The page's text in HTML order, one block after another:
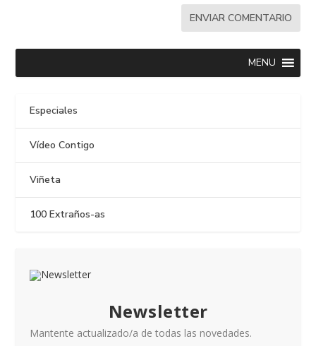
MENU
Especiales
Vídeo Contigo
Viñeta
100 Extraños-as
Newsletter
Mantente actualizado/a de todas las novedades.